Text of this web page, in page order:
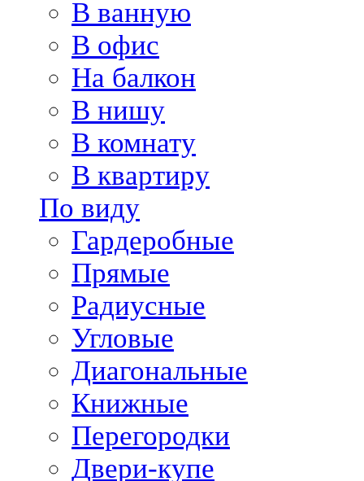
В ванную
В офис
На балкон
В нишу
В комнату
В квартиру
По виду
Гардеробные
Прямые
Радиусные
Угловые
Диагональные
Книжные
Перегородки
Двери-купе